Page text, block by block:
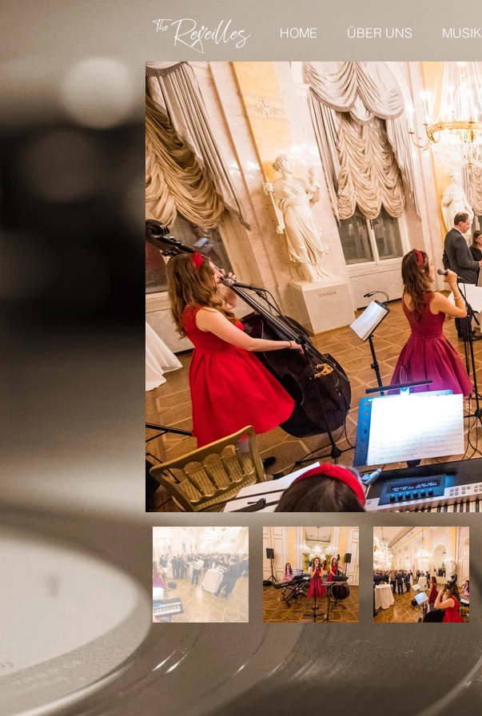
HOME ÜBER UNS MUSIK